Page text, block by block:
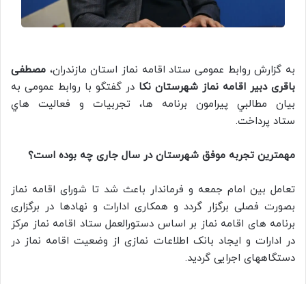
به گزارش روابط عمومی ستاد اقامه نماز استان مازندران، مصطفی
باقری دبیر اقامه نماز شهرستان نکا در گفتگو با روابط عمومی به
بيان مطالبي پيرامون برنامه ها، تجربيات و فعاليت هاي
ستاد پرداخت.
مهمترین تجربه موفق شهرستان در سال جاری چه بوده است؟
تعامل بین امام جمعه و فرماندار باعث شد تا شورای اقامه نماز
بصورت فصلی برگزار گردد و همکاری ادارات و نهادها در برگزاری
برنامه های اقامه نماز بر اساس دستورالعمل ستاد اقامه نماز مرکز
در ادارات و ایجاد بانک اطلاعات نمازی از وضعیت اقامه نماز در
دستگاههای اجرایی گردید.